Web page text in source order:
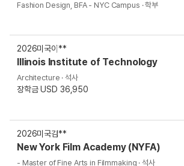
Fashion Design, BFA - NYC Campus · 학부
2026미국이**
Illinois Institute of Technology
Architecture · 석사
장학금 USD 36,950
2026미국김**
New York Film Academy (NYFA)
- Master of Fine Arts in Filmmaking · 석사